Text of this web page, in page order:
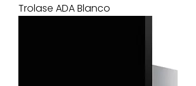
Trolase ADA Blanco